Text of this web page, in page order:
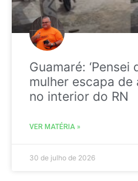
Guamaré: ‘Pensei
mulher escapa de
no interior do RN
VER MATÉRIA »
30 de julho de 2026